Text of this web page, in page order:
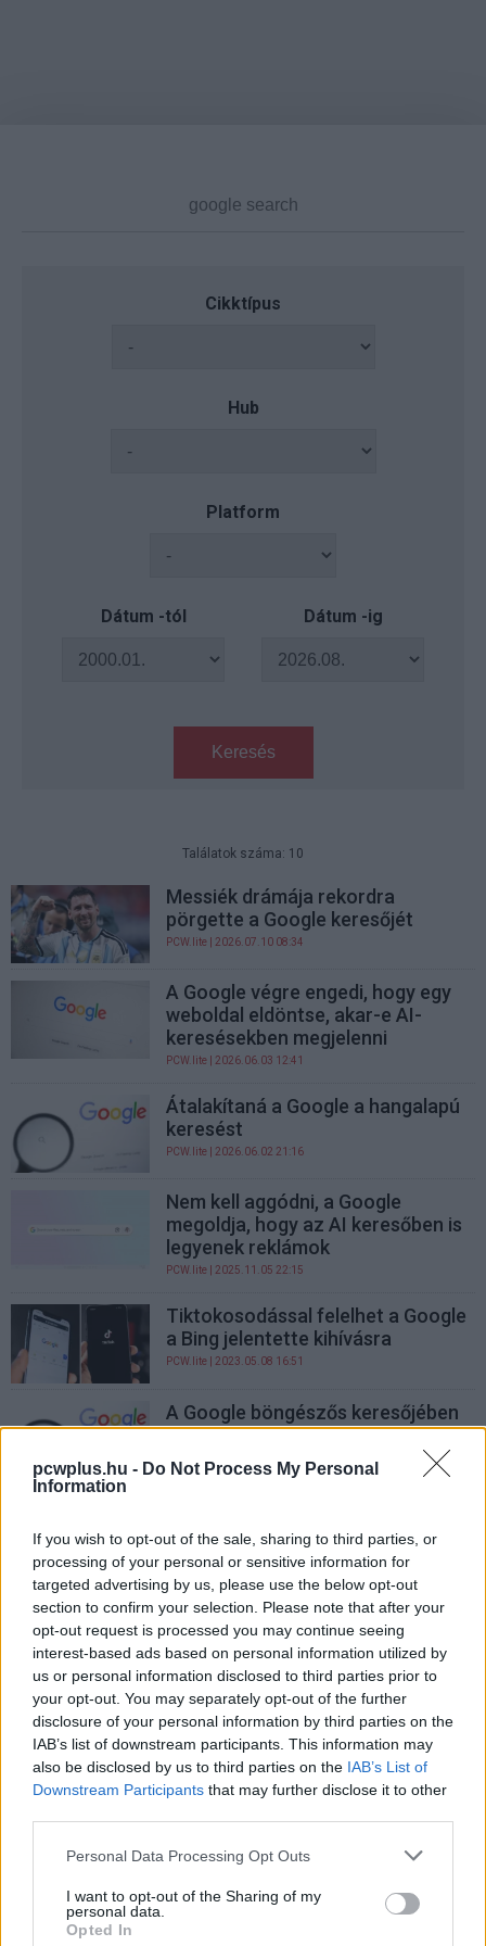
pcwplus.hu - Do Not Process My Personal
Information
If you wish to opt-out of the sale, sharing to third parties, or
processing of your personal or sensitive information for
targeted advertising by us, please use the below opt-out
section to confirm your selection. Please note that after your
opt-out request is processed you may continue seeing
interest-based ads based on personal information utilized by
us or personal information disclosed to third parties prior to
your opt-out. You may separately opt-out of the further
disclosure of your personal information by third parties on the
IAB’s list of downstream participants. This information may
also be disclosed by us to third parties on the IAB’s List of
Downstream Participants that may further disclose it to other
Please note that this website/app uses one or more Google
not limited to your visit or usage behaviour. You may click to
grant or deny consent to Google and its third-party tags to
use your data for below specified purposes in below Google
Personal Data Processing Opt Outs
I want to opt-out of the Sharing of my
personal data.
Opted In
Cikktípus
Hub
Platform
Dátum -tól Dátum -ig
Keresés
Találatok száma: 10
Messiék drámája rekordra
pörgette a Google keresőjét
PCW.lite | 2026.07.10 08:34
A Google végre engedi, hogy egy
weboldal eldöntse, akar-e AI-
keresésekben megjelenni
PCW.lite | 2026.06.03 12:41
Átalakítaná a Google a hangalapú
keresést
PCW.lite | 2026.06.02 21:16
Nem kell aggódni, a Google
megoldja, hogy az AI keresőben is
legyenek reklámok
PCW.lite | 2025.11.05 22:15
Tiktokosodással felelhet a Google
a Bing jelentette kihívásra
PCW.lite | 2023.05.08 16:51
A Google böngészős keresőjében
mostantól könnyebben
megtalálhatod, amit keresel
| 2022.08.06 14:39
a Google keresőjét
PCW.lite
Kiküszöbölte a mobilok
keresőjének hibáját a Google
Hogyan tüntessük el a
Facebookot a Google
keresőjéből?
Szoftver | 2013.05.16 15:30
meg